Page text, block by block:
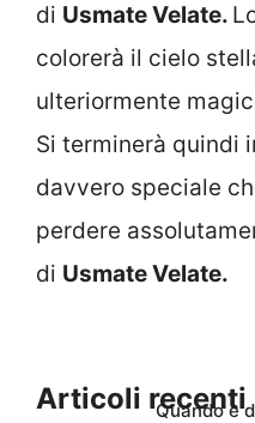
di Usmate Velate.
colorerà il cielo
ulteriormente
Si terminerà quindi
davvero speciale
perdere
di Usmate Velate.
Articoli recenti
Quando e